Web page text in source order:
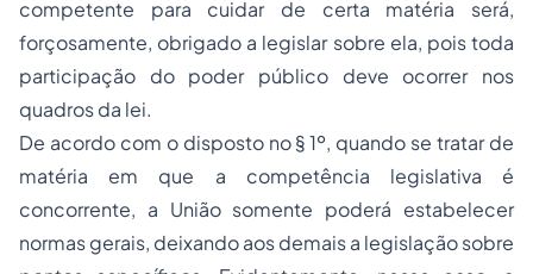
competente para cuidar de certa matéria será,
forçosamente, obrigado a legislar sobre ela, pois toda
participação do poder público deve ocorrer nos
quadros da lei.
De acordo com o disposto no § 1º, quando se tratar de
matéria em que a competência legislativa é
concorrente, a União somente poderá estabelecer
normas gerais, deixando aos demais a legislação sobre